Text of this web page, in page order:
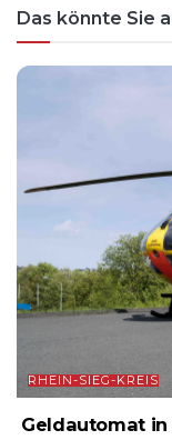
Das könnte Sie
RHEIN-SIEG-KREIS
Geldautomat